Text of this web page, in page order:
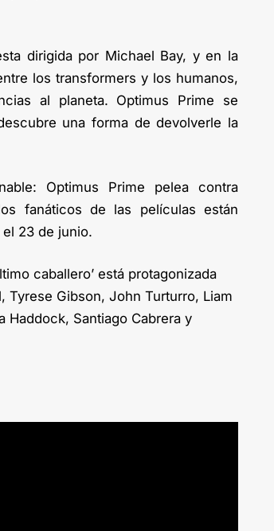
dirigida por Michael Bay, y en la
los transformers y los humanos,
al planeta. Optimus Prime se
una forma de devolverle la
Optimus Prime pelea contra
fanáticos de las películas están
23 de junio.
caballero’ está protagonizada
Tyrese Gibson, John Turturro, Liam
Haddock, Santiago Cabrera y